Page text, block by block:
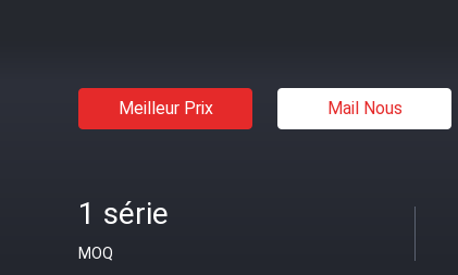
Meilleur Prix Mail Nous
1 série
MOQ